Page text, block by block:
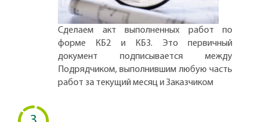
Сделаем акт выполненных работ по
форме КБ2 и КБ3. Это первичный
документ подписывается между
Подрядчиком, выполнившим любую часть
работ за текущий месяц и Заказчиком